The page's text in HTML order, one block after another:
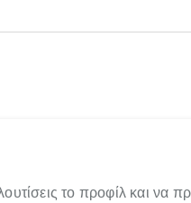
το προφίλ και να